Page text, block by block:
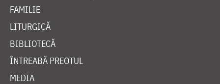
FAMILIE
LITURGICĂ
BIBLIOTECĂ
ÎNTREABĂ PREOTUL
MEDIA